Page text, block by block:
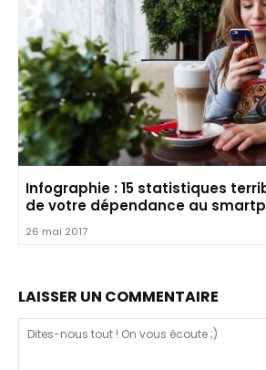
Infographie : 15 statistiques
de votre dépendance au
26 mai 2017
LAISSER UN COMMENTAIRE